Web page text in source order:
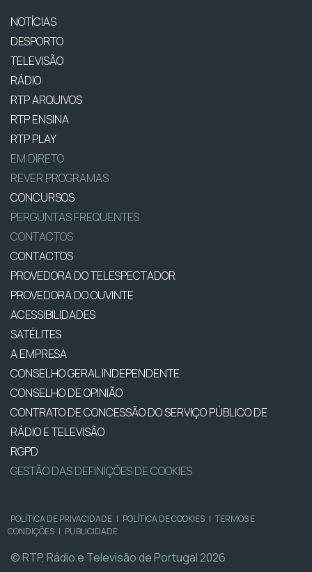
NOTÍCIAS
DESPORTO
TELEVISÃO
RÁDIO
RTP ARQUIVOS
RTP ENSINA
RTP PLAY
EM DIRETO
REVER PROGRAMAS
CONCURSOS
PERGUNTAS FREQUENTES
CONTACTOS
CONTACTOS
PROVEDORA DO TELESPECTADOR
PROVEDORA DO OUVINTE
ACESSIBILIDADES
SATÉLITES
A EMPRESA
CONSELHO GERAL INDEPENDENTE
CONSELHO DE OPINIÃO
CONTRATO DE CONCESSÃO DO SERVIÇO PÚBLICO DE
RÁDIO E TELEVISÃO
RGPD
GESTÃO DAS DEFINIÇÕES DE COOKIES
POLÍTICA DE PRIVACIDADE | POLÍTICA DE COOKIES | TERMOS E
CONDIÇÕES | PUBLICIDADE
© RTP, Rádio e Televisão de Portugal 2026